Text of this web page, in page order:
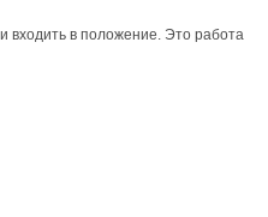
входить в положение. Это работа